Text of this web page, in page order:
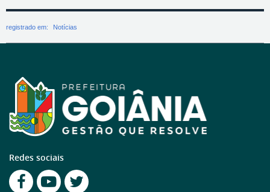
registrado em: Notícias
Redes sociais